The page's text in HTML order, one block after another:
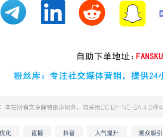
本站所有文章除特别声明外，均采用CC BY-NC-SA 4.0许
化 直播 抖音 人气提升 观众吸引